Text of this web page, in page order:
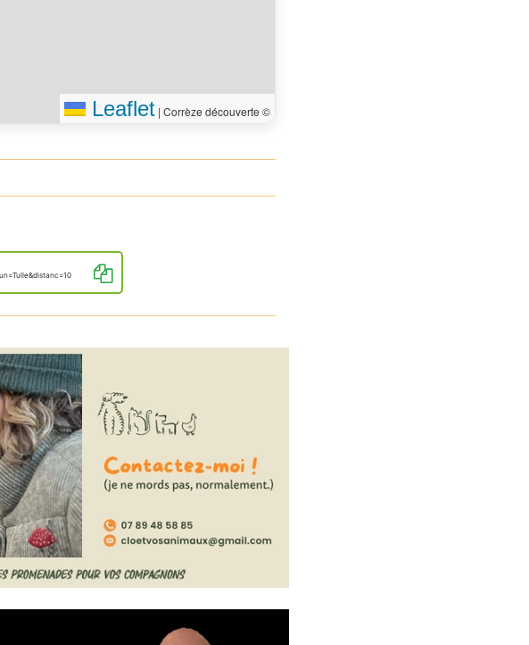
Leaflet | Corrèze découverte ©